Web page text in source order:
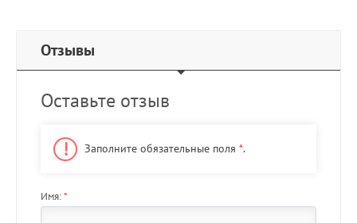
Отзывы
Оставьте отзыв
Заполните обязательные поля *.
Имя:*